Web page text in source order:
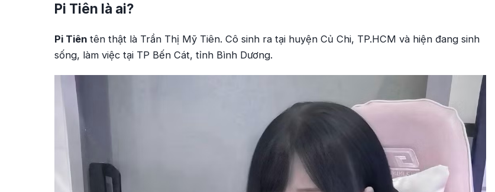
Pi Tiên là ai?
Pi Tiên tên thật là Trần Thị Mỹ Tiên. Cô sinh ra tại huyện Củ Chi, TP.HCM và hiện đang sinh
sống, làm việc tại TP Bến Cát, tỉnh Bình Dương.